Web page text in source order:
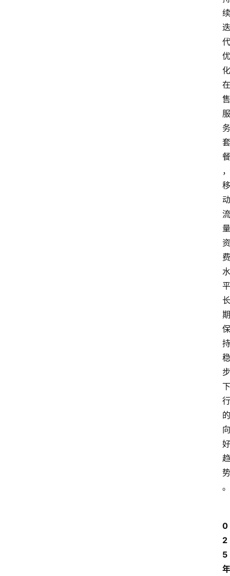
续
迭
代
优
化
在
售
服
务
套
餐
，
移
动
流
量
资
费
水
平
长
期
保
持
稳
步
下
行
的
向
好
趋
势
。
0
2
5
年